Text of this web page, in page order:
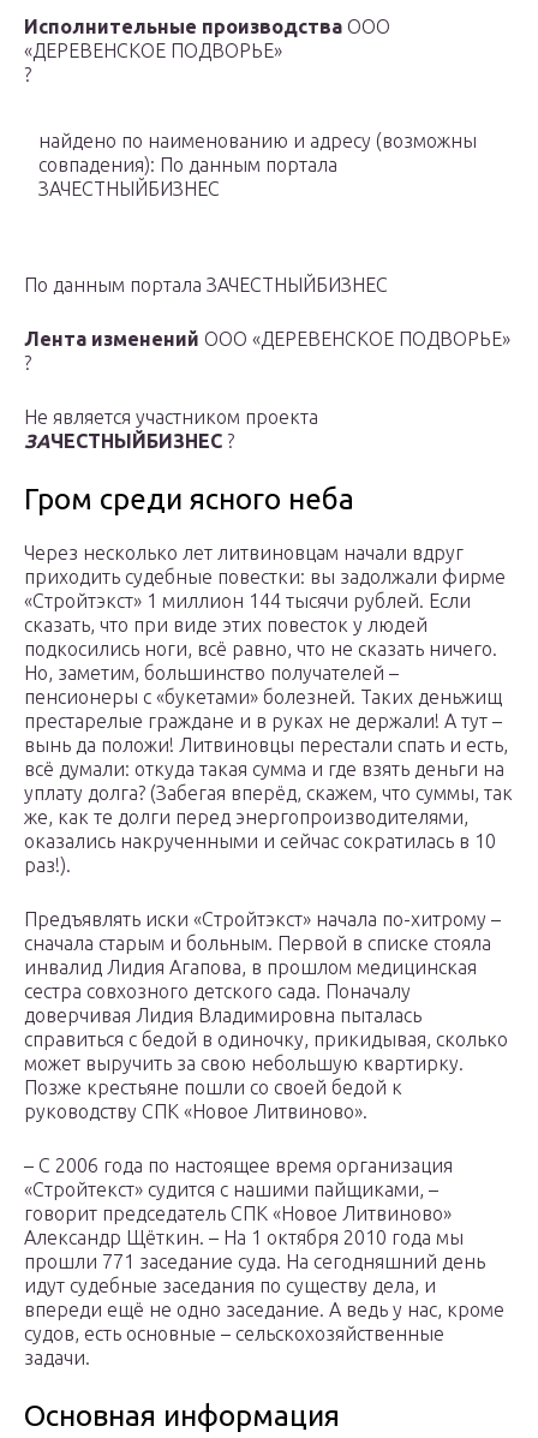
Исполнительные производства ООО
«ДЕРЕВЕНСКОЕ ПОДВОРЬЕ»
?
найдено по наименованию и адресу (возможны
совпадения): По данным портала
ЗАЧЕСТНЫЙБИЗНЕС
По данным портала ЗАЧЕСТНЫЙБИЗНЕС
Лента изменений ООО «ДЕРЕВЕНСКОЕ ПОДВОРЬЕ»
?
Не является участником проекта
ЗАЧЕСТНЫЙБИЗНЕС ?
Гром среди ясного неба
Через несколько лет литвиновцам начали вдруг
приходить судебные повестки: вы задолжали фирме
«Стройтэкст» 1 миллион 144 тысячи рублей. Если
сказать, что при виде этих повесток у людей
подкосились ноги, всё равно, что не сказать ничего.
Но, заметим, большинство получателей –
пенсионеры с «букетами» болезней. Таких деньжищ
престарелые граждане и в руках не держали! А тут –
вынь да положи! Литвиновцы перестали спать и есть,
всё думали: откуда такая сумма и где взять деньги на
уплату долга? (Забегая вперёд, скажем, что суммы, так
же, как те долги перед энергопроизводителями,
оказались накрученными и сейчас сократилась в 10
раз!).
Предъявлять иски «Стройтэкст» начала по-хитрому –
сначала старым и больным. Первой в списке стояла
инвалид Лидия Агапова, в прошлом медицинская
сестра совхозного детского сада. Поначалу
доверчивая Лидия Владимировна пыталась
справиться с бедой в одиночку, прикидывая, сколько
может выручить за свою небольшую квартирку.
Позже крестьяне пошли со своей бедой к
руководству СПК «Новое Литвиново».
– С 2006 года по настоящее время организация
«Стройтекст» судится с нашими пайщиками, –
говорит председатель СПК «Новое Литвиново»
Александр Щёткин. – На 1 октября 2010 года мы
прошли 771 заседание суда. На сегодняшний день
идут судебные заседания по существу дела, и
впереди ещё не одно заседание. А ведь у нас, кроме
судов, есть основные – сельскохозяйственные
задачи.
Основная информация